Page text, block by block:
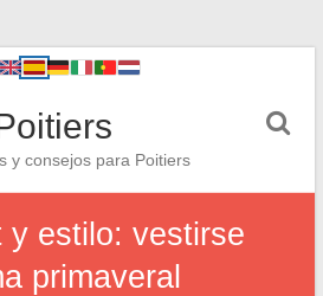
y consejos para Poitiers
y estilo: vestirse
primaveral